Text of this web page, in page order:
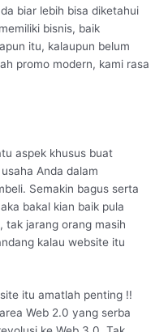
biar lebih bisa diketahui
bisnis, baik
itu, kalaupun belum
promo modern, kami rasa
aspek khusus buat
Anda dalam
Semakin bagus serta
bakal kian baik pula
tak jarang orang masih
kalau website itu
itu amatlah penting !!
Web 2.0 yang serba